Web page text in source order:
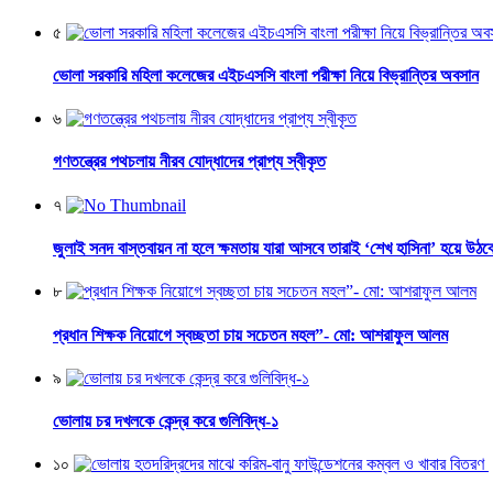
৫
ভোলা সরকারি মহিলা কলেজের এইচএসসি বাংলা পরীক্ষা নিয়ে বিভ্রান্তির অবসান
৬
গণতন্ত্রের পথচলায় নীরব যোদ্ধাদের প্রাপ্য স্বীকৃত
৭
জুলাই সনদ বাস্তবায়ন না হলে ক্ষমতায় যারা আসবে তারাই ‘শেখ হাসিনা’ হয়ে
৮
প্রধান শিক্ষক নিয়োগে স্বচ্ছতা চায় সচেতন মহল”- মো: আশরাফুল আলম
৯
ভোলায় চর দখলকে কেন্দ্র করে গুলিবিদ্ধ-১
১০